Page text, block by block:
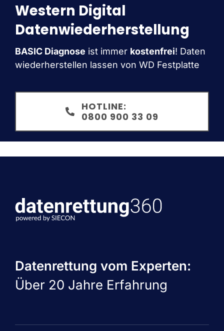
Western Digital
Datenwiederherstellung
BASIC Diagnose ist immer kostenfrei! Daten
wiederherstellen lassen von WD Festplatte
HOTLINE:
0800 900 33 09
Datenrettung vom Experten:
Über 20 Jahre Erfahrung